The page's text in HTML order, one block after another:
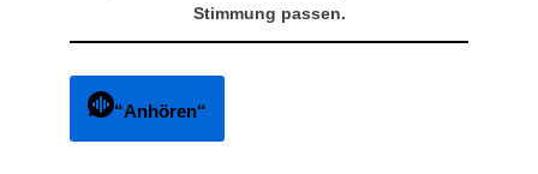
Stimmung passen.
“Anhören“